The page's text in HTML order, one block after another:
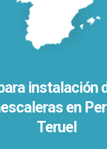
instalación
en
Teruel